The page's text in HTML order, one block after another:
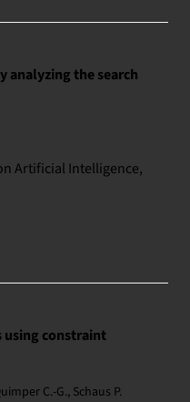
analyzing the search
Artificial Intelligence,
using constraint
C.-G., Schaus P.